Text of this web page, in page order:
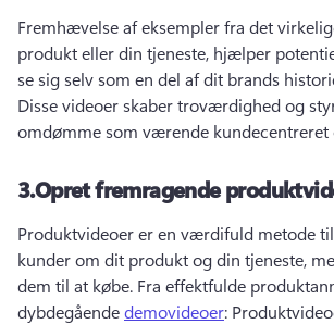
Fremhævelse af eksempler fra det
produkt eller din tjeneste, hjælper
Disse videoer skaber troværdighed og
omdømme som værende kundecentreret
3.Opret fremragende
Produktvideoer er en værdifuld metode
kunder om dit produkt og din tjeneste,
dem til at købe. Fra effektfulde
dybdegående demovideoer: